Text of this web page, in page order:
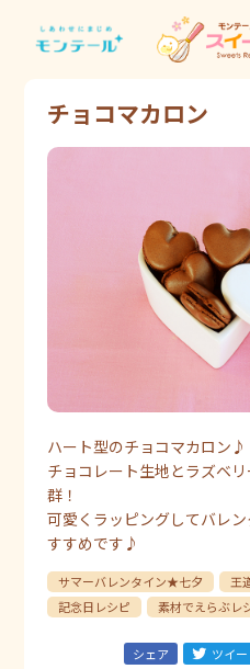
チョコマカロン
ハート型のチョコマカロン♪
チョコレート生地とラズベ
群！
可愛くラッピングしてバレ
すすめです♪
サマーバレンタイン★七夕
王
記念日レシピ
素材でえらぶレ
シェア ツイー